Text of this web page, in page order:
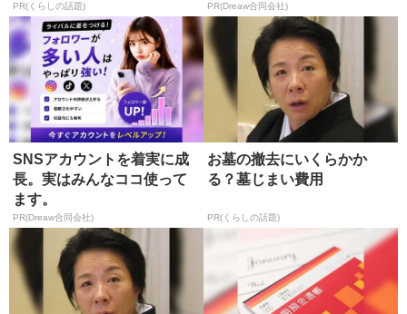
PR(くらしの話題) PR(Dreaw合同会社)
SNSアカウントを着実に成
長。実はみんなココ使って
ます。
PR(Dreaw合同会社)
お墓の撤去にいくらかか
る？墓じまい費用
PR(くらしの話題)